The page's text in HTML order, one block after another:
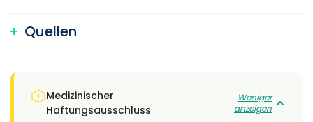
Quellen
Medizinischer
Haftungsausschluss
Weniger
anzeigen